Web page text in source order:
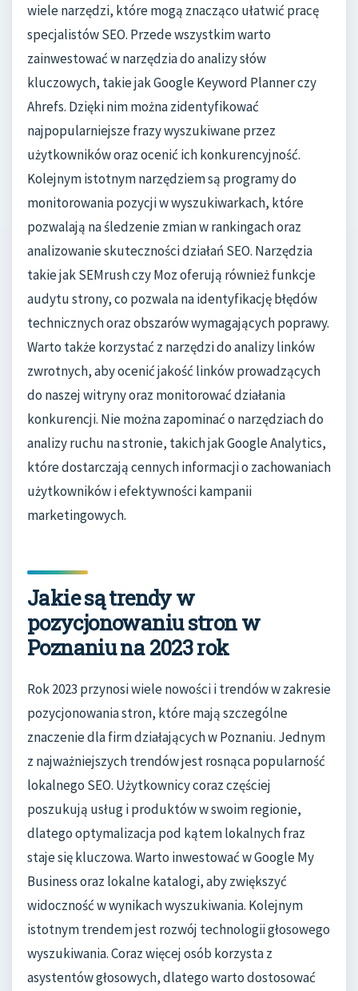
wiele narzędzi, które mogą znacząco ułatwić pracę
specjalistów SEO. Przede wszystkim warto
zainwestować w narzędzia do analizy słów
kluczowych, takie jak Google Keyword Planner czy
Ahrefs. Dzięki nim można zidentyfikować
najpopularniejsze frazy wyszukiwane przez
użytkowników oraz ocenić ich konkurencyjność.
Kolejnym istotnym narzędziem są programy do
monitorowania pozycji w wyszukiwarkach, które
pozwalają na śledzenie zmian w rankingach oraz
analizowanie skuteczności działań SEO. Narzędzia
takie jak SEMrush czy Moz oferują również funkcje
audytu strony, co pozwala na identyfikację błędów
technicznych oraz obszarów wymagających poprawy.
Warto także korzystać z narzędzi do analizy linków
zwrotnych, aby ocenić jakość linków prowadzących
do naszej witryny oraz monitorować działania
konkurencji. Nie można zapominać o narzędziach do
analizy ruchu na stronie, takich jak Google Analytics,
które dostarczają cennych informacji o zachowaniach
użytkowników i efektywności kampanii
marketingowych.
Jakie są trendy w
pozycjonowaniu stron w
Poznaniu na 2023 rok
Rok 2023 przynosi wiele nowości i trendów w zakresie
pozycjonowania stron, które mają szczególne
znaczenie dla firm działających w Poznaniu. Jednym
z najważniejszych trendów jest rosnąca popularność
lokalnego SEO. Użytkownicy coraz częściej
poszukują usług i produktów w swoim regionie,
dlatego optymalizacja pod kątem lokalnych fraz
staje się kluczowa. Warto inwestować w Google My
Business oraz lokalne katalogi, aby zwiększyć
widoczność w wynikach wyszukiwania. Kolejnym
istotnym trendem jest rozwój technologii głosowego
wyszukiwania. Coraz więcej osób korzysta z
asystentów głosowych, dlatego warto dostosować